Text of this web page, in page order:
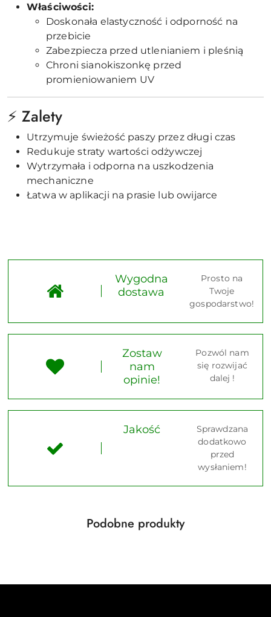
Właściwości:
Doskonała elastyczność i odporność na
przebicie
Zabezpiecza przed utlenianiem i pleśnią
Chroni sianokiszonkę przed
promieniowaniem UV
⚡ Zalety
Utrzymuje świeżość paszy przez długi czas
Redukuje straty wartości odżywczej
Wytrzymała i odporna na uszkodzenia
mechaniczne
Łatwa w aplikacji na prasie lub owijarce
Wygodna
dostawa
Prosto na
Twoje
gospodarstwo!
Zostaw
nam
opinie!
Pozwól nam
się rozwijać
dalej !
Jakość
Sprawdzana
dodatkowo
przed
wysłaniem!
Pomiń karuzelę produktów
Produkty
Podobne produkty